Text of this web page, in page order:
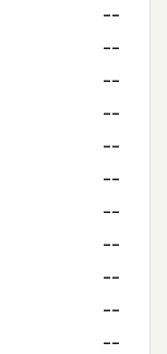
--
--
--
--
--
--
--
--
--
--
--